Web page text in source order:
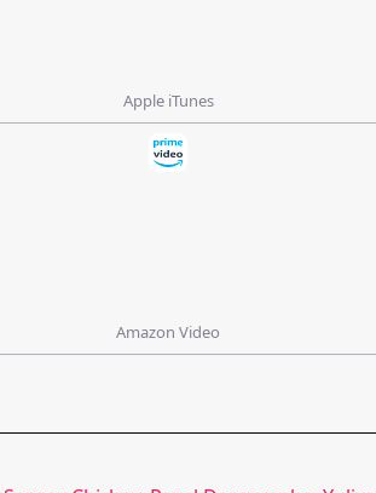
Apple iTunes
Amazon Video